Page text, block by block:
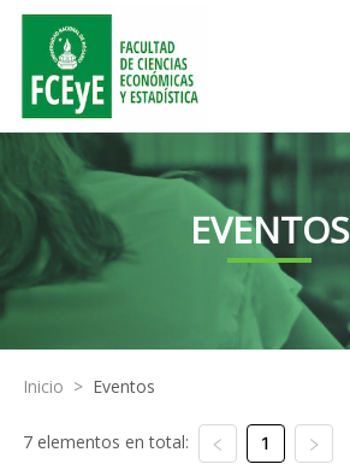
EVENTOS
Inicio > Eventos
7 elementos en total: 1